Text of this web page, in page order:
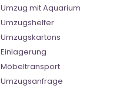
Umzug mit Aquarium
Umzugshelfer
Umzugskartons
Einlagerung
Möbeltransport
Umzugsanfrage